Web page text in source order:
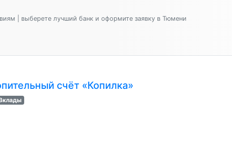
| выберете лучший банк и оформите заявку в Тюмени
счёт «Копилка»